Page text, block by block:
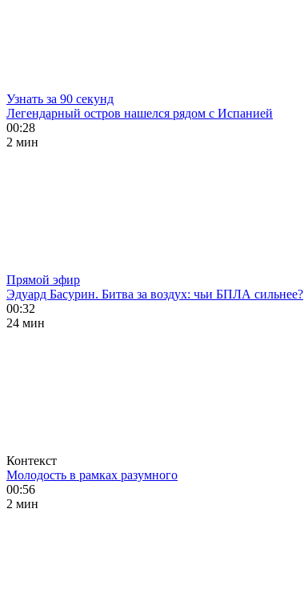
Узнать за 90 секунд
Легендарный остров нашелся рядом с Испанией
00:28
2 мин
Прямой эфир
Эдуард Басурин. Битва за воздух: чьи БПЛА сильнее?
00:32
24 мин
Контекст
Молодость в рамках разумного
00:56
2 мин